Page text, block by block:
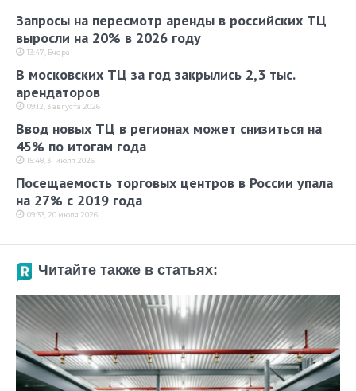
Запросы на пересмотр аренды в российских ТЦ
выросли на 20% в 2026 году
13:47, Вчера
В московских ТЦ за год закрылись 2,3 тыс.
арендаторов
09:12, 3 августа 2026
Ввод новых ТЦ в регионах может снизиться на
45% по итогам года
15:48, 31 июля 2026
Посещаемость торговых центров в России упала
на 27% с 2019 года
09:33, 20 июля 2026
Читайте также в статьях: